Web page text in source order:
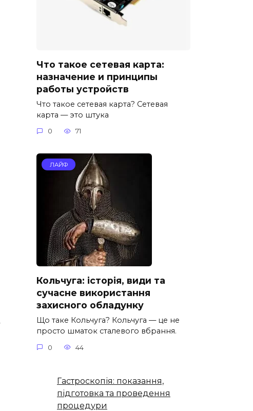
Что такое сетевая карта:
назначение и принципы
работы устройств
Что такое сетевая карта? Сетевая
карта — это штука
0 71
ЛАЙФ
Кольчуга: історія, види та
сучасне використання
захисного обладунку
Що таке Кольчуга? Кольчуга — це не
просто шматок сталевого вбрання.
0 44
Гастроскопія: показання,
підготовка та проведення
процедури